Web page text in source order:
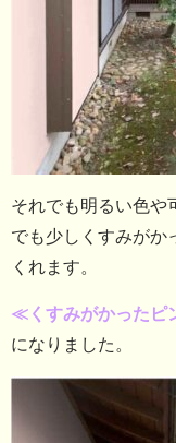
それでも明るい色や
でも少しくすみがか
くれます。
≪くすみがかったピ
になりました。